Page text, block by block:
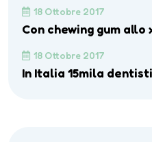
18 Ottobre 2017
Con chewing gum
18 Ottobre 2017
In Italia 15mila